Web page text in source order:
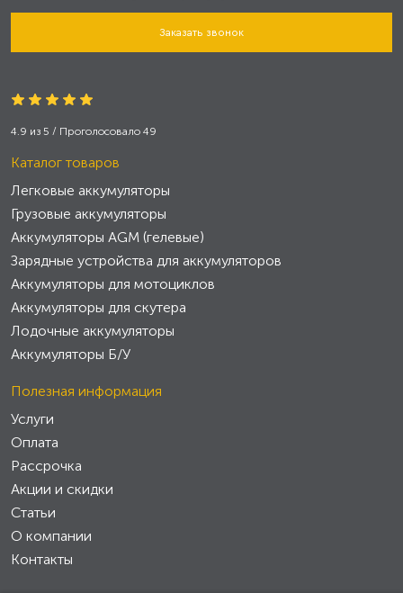
Заказать звонок
4.9 из 5 / Проголосовало 49
Каталог товаров
Легковые аккумуляторы
Грузовые аккумуляторы
Аккумуляторы AGM (гелевые)
Зарядные устройства для аккумуляторов
Аккумуляторы для мотоциклов
Аккумуляторы для скутера
Лодочные аккумуляторы
Аккумуляторы Б/У
Полезная информация
Услуги
Оплата
Рассрочка
Акции и скидки
Статьи
О компании
Контакты